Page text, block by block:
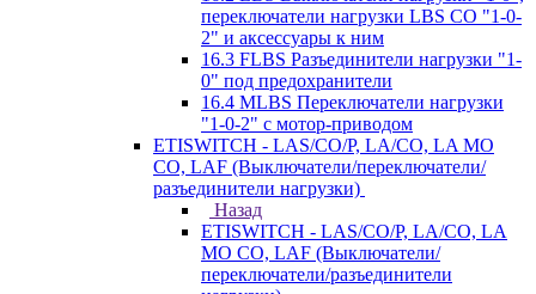
переключатели нагрузки LBS CO "1-0-
2" и аксессуары к ним
16.3 FLBS Разъединители нагрузки "1-
0" под предохранители
16.4 MLBS Переключатели нагрузки
"1-0-2" с мотор-приводом
ETISWITCH - LAS/CO/P, LA/CO, LA MO
CO, LAF (Выключатели/переключатели/
разъединители нагрузки)
Назад
ETISWITCH - LAS/CO/P, LA/CO, LA
MO CO, LAF (Выключатели/
переключатели/разъединители